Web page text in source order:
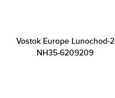
Vostok Europe Lunochod-2
NH35-6209209